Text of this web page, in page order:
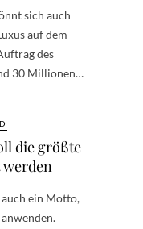
sich auch
auf dem
des
30 Millionen…
die größte
werden
ein Motto,